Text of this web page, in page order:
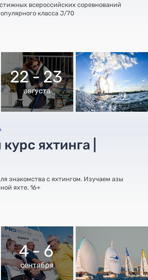
всероссийских соревнований
класса J/70
22 - 23
августа
яхтинга |
знакомства с яхтингом. Изучаем азы
яхте. 16+
4 - 6
сентября